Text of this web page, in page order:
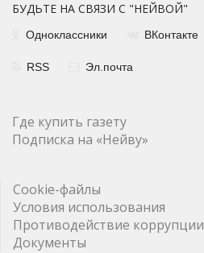
БУДЬТЕ НА СВЯЗИ С "НЕЙВОЙ"
Одноклассники ВКонтакте
RSS Эл.почта
Где купить газету
Подписка на «Нейву»
Cookie-файлы
Условия использования
Противодействие коррупции
Документы